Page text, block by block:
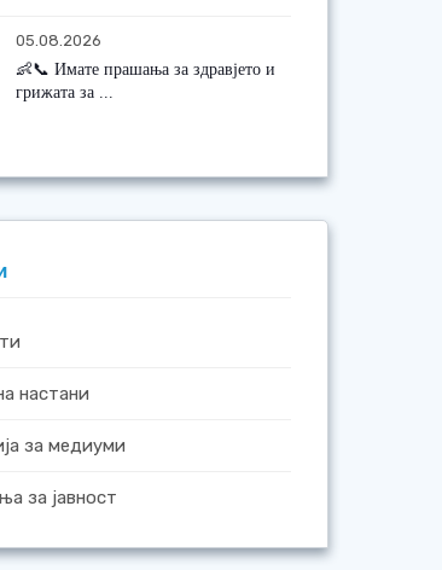
05.08.2026
👶📞 Имате прашања за здравјето и
грижата за ...
настани
за медиуми
за јавност